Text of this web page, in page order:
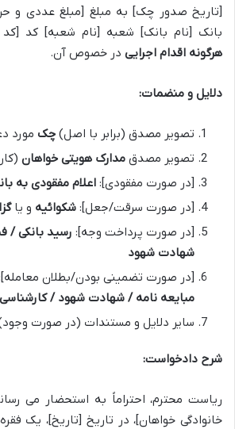
[تاریخ صدور چک] به مبلغ [مبلغ عددی و
بانک [نام بانک] شعبه [نام شعبه] کد
هرگونه اقدام اجرایی در خصوص آن.
دلایل و منضمات:
تصویر مصدق (برابر با اصل) چک مورد
تصویر مصدق مدارک هویتی خواهان
[در صورت مفقودی]: اعلام مفقودی به
[در صورت سرقت/جعل]: شکوائیه و یا
[در صورت پرداخت وجه]: رسید بانکی /
شهادت شهود
[در صورت تضمینی بودن/بطلان
مبایعه نامه / شهادت شهود /
سایر دلایل و مستندات (در صورت
شرح دادخواست:
ریاست محترم، احتراماً به استحضار می
خانوادگی خواهان]، در تاریخ [تاریخ]، یک